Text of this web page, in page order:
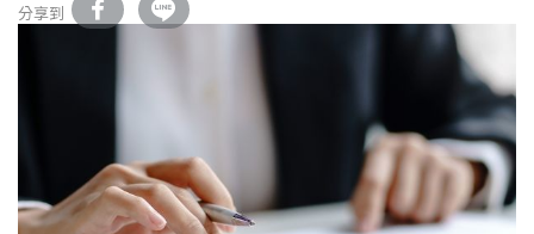
分享到